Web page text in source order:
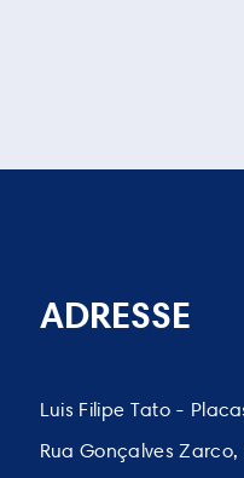
ADRESSE
Luis Filipe Tato -
Rua Gonçalves